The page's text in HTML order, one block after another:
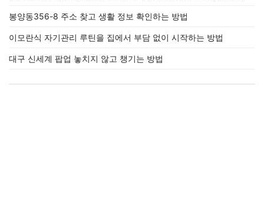
봉양동356-8 주소 찾고 생활 정보 확인하는 방법
이모란식 자기관리 루틴을 집에서 부담 없이 시작하는 방법
대구 신세계 팝업 놓치지 않고 챙기는 방법